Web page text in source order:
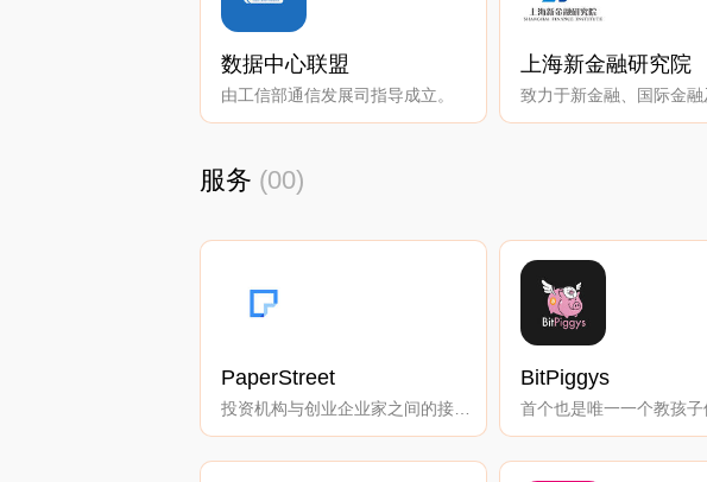
数据中心联盟
由工信部通信发展司指导成立。
上海新金融研究院
服务 (00)
PaperStreet
投资机构与创业企业家之间的接口。
BitPiggys